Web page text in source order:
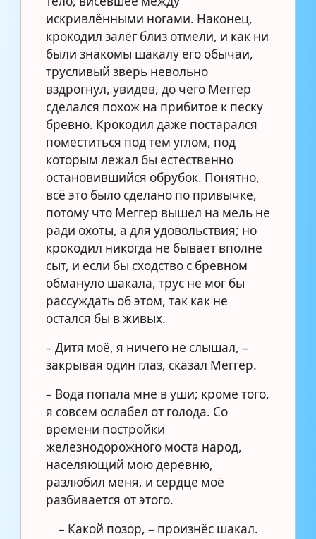
искривлёнными ногами. Наконец,
крокодил залёг близ отмели, и как ни
были знакомы шакалу его обычаи,
трусливый зверь невольно
вздрогнул, увидев, до чего Меггер
сделался похож на прибитое к песку
бревно. Крокодил даже постарался
поместиться под тем углом, под
которым лежал бы естественно
остановившийся обрубок. Понятно,
всё это было сделано по привычке,
потому что Меггер вышел на мель не
ради охоты, а для удовольствия; но
крокодил никогда не бывает вполне
сыт, и если бы сходство с бревном
обмануло шакала, трус не мог бы
рассуждать об этом, так как не
остался бы в живых.
– Дитя моё, я ничего не слышал, –
закрывая один глаз, сказал Меггер.
– Вода попала мне в уши; кроме того,
я совсем ослабел от голода. Со
времени постройки
железнодорожного моста народ,
населяющий мою деревню,
разлюбил меня, и сердце моё
разбивается от этого.
– Какой позор, – произнёс шакал.